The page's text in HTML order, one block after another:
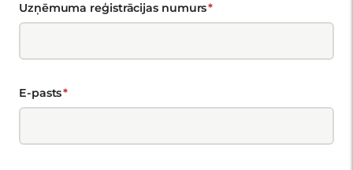
Uzņēmuma reģistrācijas numurs
E-pasts